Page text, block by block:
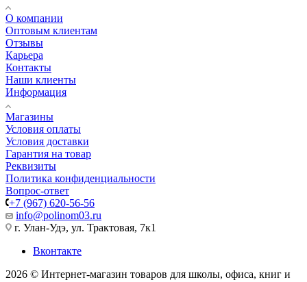
О компании
Оптовым клиентам
Отзывы
Карьера
Контакты
Наши клиенты
Информация
Магазины
Условия оплаты
Условия доставки
Гарантия на товар
Реквизиты
Политика конфиденциальности
Вопрос-ответ
+7 (967) 620-56-56
info@polinom03.ru
г. Улан-Удэ, ул. Трактовая, 7к1
Вконтакте
2026 © Интернет-магазин товаров для школы, офиса, книг и